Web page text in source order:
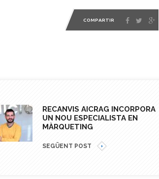
COMPARTIR
RECANVIS AICRAG INCORPORA
UN NOU ESPECIALISTA EN
MÀRQUETING
SEGÜENT POST